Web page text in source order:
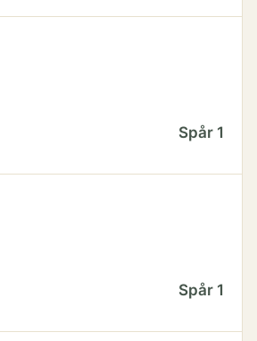
Spår 1
Spår 1